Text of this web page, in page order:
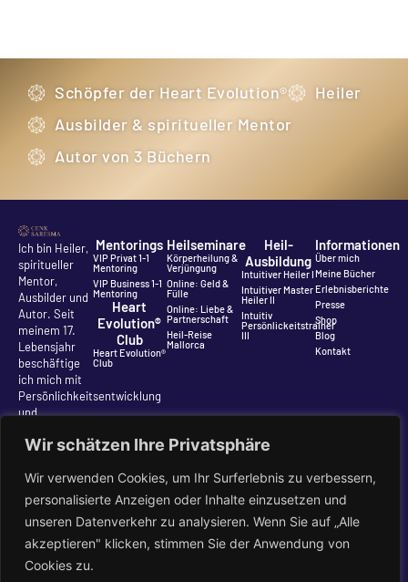
Wir schätzen Ihre Privatsphäre
Wir verwenden Cookies, um Ihr Surferlebnis zu verbessern,
personalisierte Anzeigen oder Inhalte einzusetzen und
unseren Datenverkehr zu analysieren. Wenn Sie auf „Alle
akzeptieren" klicken, stimmen Sie der Anwendung von
Cookies zu.
Schöpfer der Heart Evolution®
Heiler
Ausbilder & spiritueller Mentor
Autor von 3 Büchern
Ich bin Heiler,
spiritueller
Mentor,
Ausbilder und
Autor. Seit
meinem 17.
Lebensjahr
beschäftige
ich mich mit
Persönlichkeitsentwicklung
und
Meine
sind die von
mir
entwickelte
Heart
Evolution®
sowie die
Mentorings
VIP Privat 1-1
Mentoring
VIP Business 1-1
Mentoring
Heart
Evolution®
Club
Heart Evolution®
Club
Heilseminare
Körperheilung &
Verjüngung
Online: Geld &
Fülle
Online: Liebe &
Partnerschaft
Heil-Reise
Mallorca
Heil-
Ausbildung
Intuitiver Heiler I
Intuitiver Master
Heiler II
Intuitiv
Persönlickeitstrainer
III
Informationen
Über mich
Meine Bücher
Erlebnisberichte
Presse
Shop
Blog
Kontakt